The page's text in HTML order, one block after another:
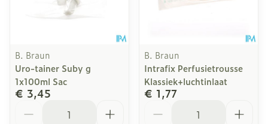
B. Braun
Uro-tainer Suby g
1x100ml Sac
€ 3,45
B. Braun
Intrafix Perfusietrousse
Klassiek+luchtinlaat
€ 1,77